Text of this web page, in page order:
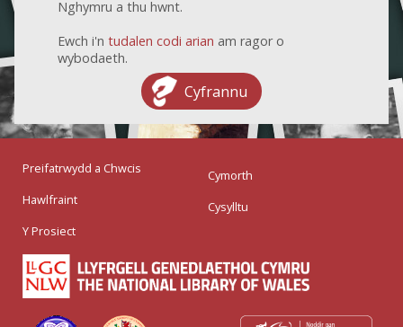
Nghymru a thu hwnt.
Ewch i'n tudalen codi arian am ragor o
wybodaeth.
Cyfrannu
Preifatrwydd a Chwcis
Hawlfraint
Y Prosiect
Cymorth
Cysylltu